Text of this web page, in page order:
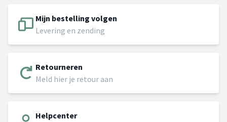
Mijn bestelling volgen
Levering en zending
Retourneren
Meld hier je retour aan
Helpcenter